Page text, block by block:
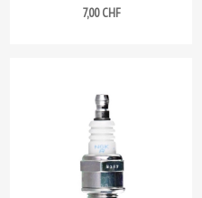
Prix
7,00 CHF